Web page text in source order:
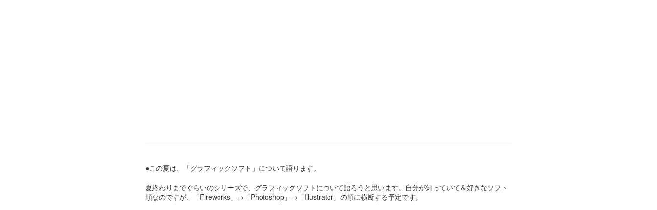
●この夏は、「グラフィックソフト」について語ります。
夏終わりまでぐらいのシリーズで、グラフィックソフトについて語ろうと思います。自分が知っていて＆好きなソフト
順なのですが、「Fireworks」→「Photoshop」→「Illustrator」の順に横断する予定です。